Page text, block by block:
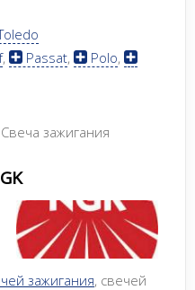
, Passat, Polo,
Свеча зажигания
зажигания, свечей